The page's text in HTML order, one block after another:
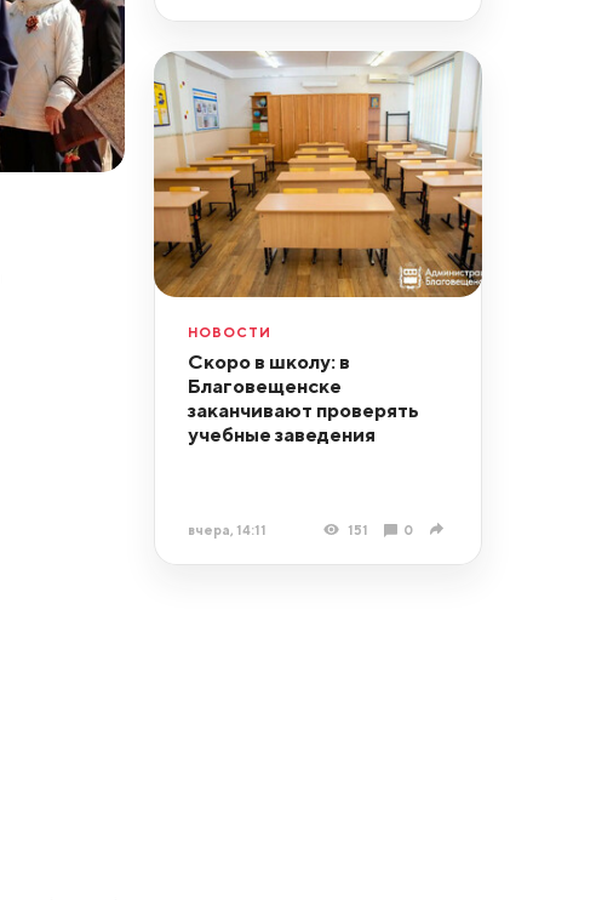
НОВОСТИ
Скоро в школу: в
Благовещенске
заканчивают проверять
учебные заведения
вчера, 14:11 151 0